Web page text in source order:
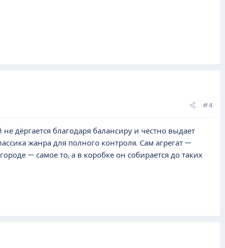
#4
дёргается благодаря балансиру и честно выдает
жанра для полного контроля. Сам агрегат —
— самое то, а в коробке он собирается до таких